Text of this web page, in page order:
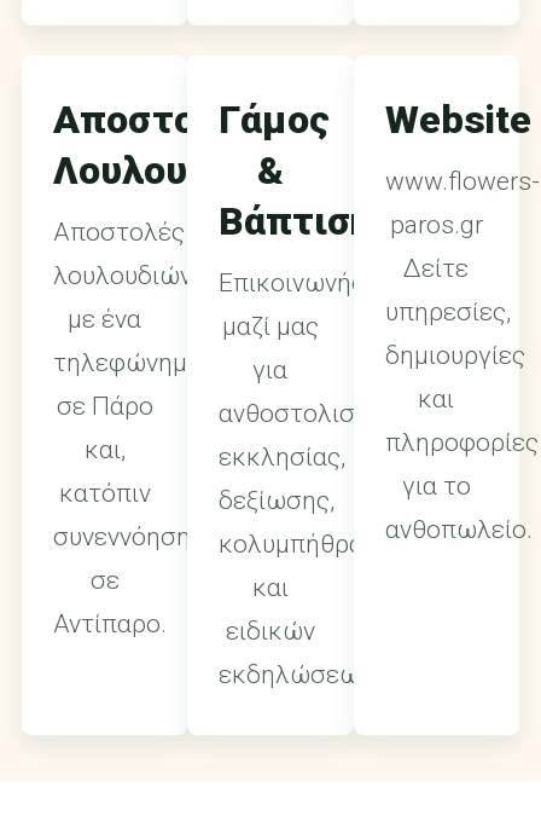
Αποστολή
Λουλουδιών
Αποστολές
λουλουδιών
με ένα
τηλεφώνημα
σε Πάρο
και,
κατόπιν
συνεννόησης,
σε
Αντίπαρο.
Γάμος
&
Βάπτιση
Επικοινωνήστε
μαζί μας
για
ανθοστολισμούς
εκκλησίας,
δεξίωσης,
κολυμπήθρας
και
ειδικών
εκδηλώσεων.
Website
www.flowers-
paros.gr
Δείτε
υπηρεσίες,
δημιουργίες
και
πληροφορίες
για το
ανθοπωλείο.